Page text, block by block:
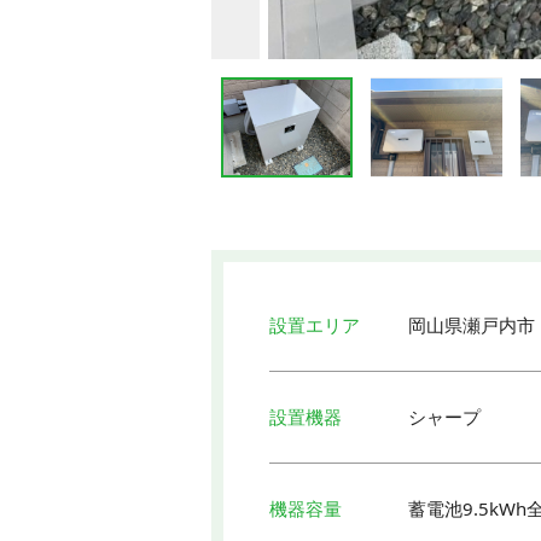
設置エリア 岡山県瀬戸内市
設置機器 シャープ
機器容量 蓄電池9.5kWh